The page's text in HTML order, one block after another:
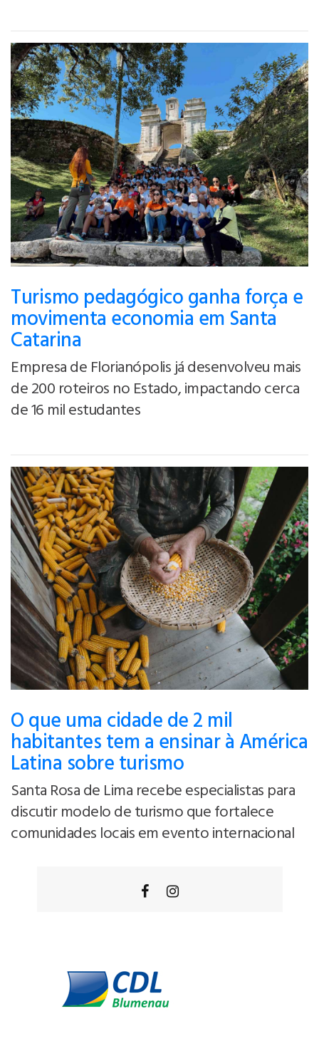
Turismo pedagógico ganha força e
movimenta economia em Santa
Catarina
Empresa de Florianópolis já desenvolveu mais
de 200 roteiros no Estado, impactando cerca
de 16 mil estudantes
O que uma cidade de 2 mil
habitantes tem a ensinar à América
Latina sobre turismo
Santa Rosa de Lima recebe especialistas para
discutir modelo de turismo que fortalece
comunidades locais em evento internacional